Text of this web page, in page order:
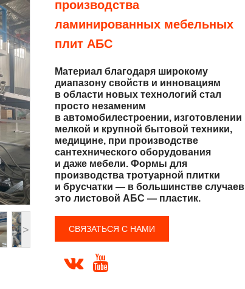
>
производства
ламинированных мебельных
плит АБС
Материал благодаря широкому
диапазону свойств и инновациям
в области новых технологий стал
просто незаменим
в автомобилестроении, изготовлении
мелкой и крупной бытовой техники,
медицине, при производстве
сантехнического оборудования
и даже мебели. Формы для
производства тротуарной плитки
и брусчатки — в большинстве случаев
это листовой АБС — пластик.
СВЯЗАТЬСЯ С НАМИ
 